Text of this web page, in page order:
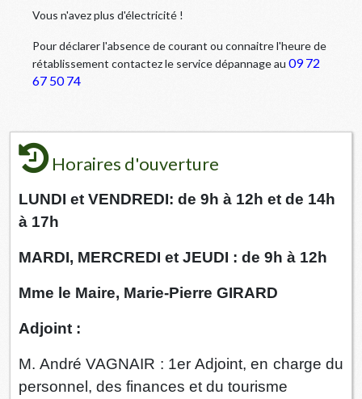
Vous n'avez plus d'électricité !
Pour déclarer l'absence de courant ou connaitre l'heure de
rétablissement contactez le service dépannage au 09 72
67 50 74
Horaires d'ouverture
LUNDI et VENDREDI: de 9h à 12h et de 14h
à 17h
MARDI, MERCREDI et JEUDI : de 9h à 12h
Mme le Maire, Marie-Pierre GIRARD
Adjoint :
M. André VAGNAIR : 1er Adjoint, en charge du
personnel, des finances et du tourisme